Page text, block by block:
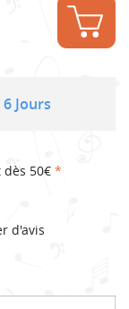
Jours
dès 50€ *
d'avis